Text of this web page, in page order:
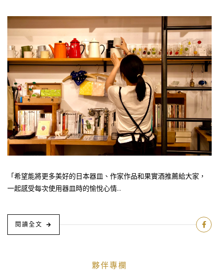
「希望能將更多美好的日本器皿、作家作品和果實酒推薦給大家，
一起感受每次使用器皿時的愉悅心情...
閱讀全文
夥伴專欄